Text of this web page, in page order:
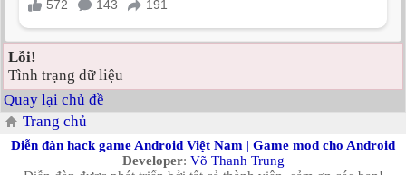
Lỗi!
Tình trạng dữ liệu
Quay lại chủ đề
Trang chủ
Diễn đàn hack game Android Việt Nam | Game mod cho Android
Developer: Võ Thanh Trung